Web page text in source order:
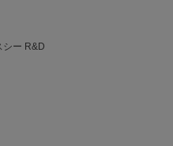
シー R&D